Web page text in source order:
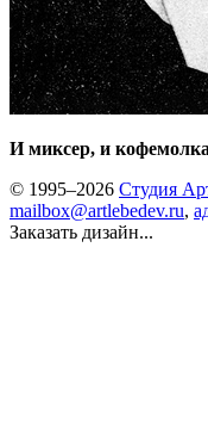
И миксер, и кофемолка
© 1995–2026 Студия
mailbox@artlebedev.ru,
Заказать дизайн...